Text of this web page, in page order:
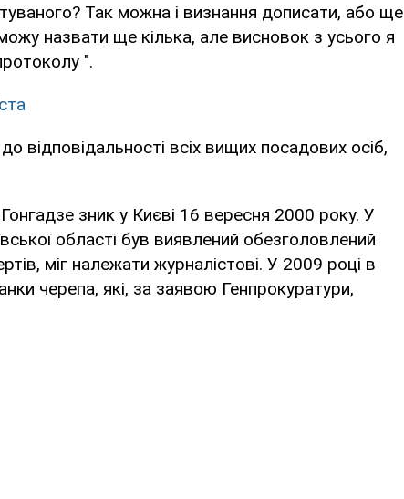
Так можна і визнання дописати, або ще
назвати ще кілька, але висновок з усього я
".
відповідальності всіх вищих посадових осіб,
зник у Києві 16 вересня 2000 року. У
області був виявлений обезголовлений
міг належати журналістові. У 2009 році в
черепа, які, за заявою Генпрокуратури,